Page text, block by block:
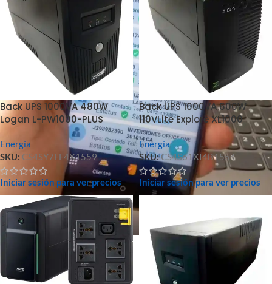
Back UPS 1000VA 480W
Logan L-PW1000-PLUS
Energía
SKU: CS4SY7FF4X1559
Iniciar sesión para ver precios
Back UPS 1000VA 600W
110VLite Explore XL1000
Energía
SKU:CS4S61XI4B1554
Iniciar sesión para ver precios